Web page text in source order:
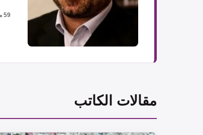
59 مقالاً
مقالات الكاتب